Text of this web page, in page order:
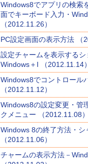
Windows8でアプリの検索
面でキーボード入力・
（2012.11.26）
PC設定画面の表示方法 （
設定チャームを表示するシ
Windows＋I （2012.11.14）
Windows8でコントロール
（2012.11.12）
Windows8の設定変更・管
クメニュー （2012.11.08）
Windows 8の終了方法・
（2012.11.06）
チャームの表示方法－